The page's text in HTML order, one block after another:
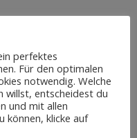
perfektes
Für den optimalen
notwendig. Welche
willst, entscheidest du
und mit allen
können, klicke auf